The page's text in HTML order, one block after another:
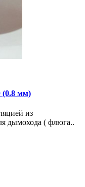
(0.8 мм)
из
дымохода ( флюга..